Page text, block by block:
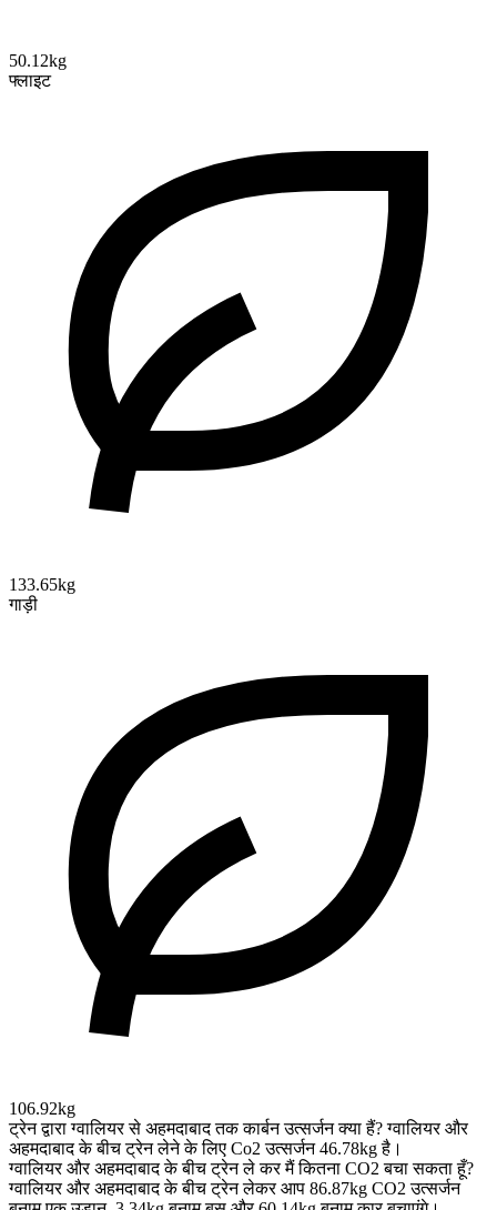
50.12kg
फ्लाइट
133.65kg
गाड़ी
106.92kg
ट्रेन द्वारा ग्‍वालियर से अहमदाबाद तक कार्बन उत्सर्जन क्या हैं? ग्‍वालियर और
अहमदाबाद के बीच ट्रेन लेने के लिए Co2 उत्सर्जन 46.78kg है।
ग्‍वालियर और अहमदाबाद के बीच ट्रेन ले कर मैं कितना CO2 बचा सकता हूँ?
ग्‍वालियर और अहमदाबाद के बीच ट्रेन लेकर आप 86.87kg CO2 उत्सर्जन